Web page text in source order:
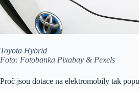
Toyota Hybrid
Foto: Fotobanka Pixabay & Pexels
Proč jsou dotace na elektromobily tak